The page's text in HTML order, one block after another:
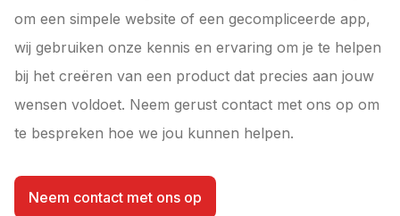
om een simpele website of een gecompliceerde app,
wij gebruiken onze kennis en ervaring om je te helpen
bij het creëren van een product dat precies aan jouw
wensen voldoet. Neem gerust contact met ons op om
te bespreken hoe we jou kunnen helpen.
Neem contact met ons op